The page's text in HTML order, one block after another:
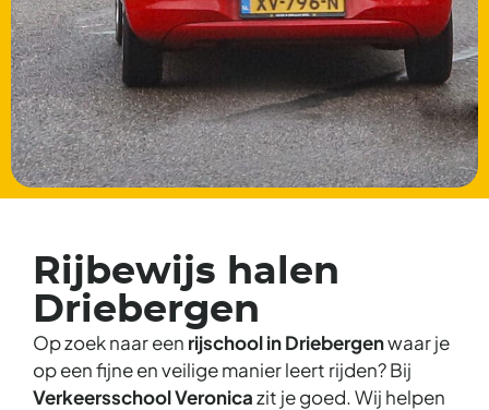
Rijbewijs halen
Driebergen
Op zoek naar een rijschool in Driebergenwaar je
op een fijne en veilige manier leert rijden? Bij
Verkeersschool Veronicazit je goed. Wij helpen